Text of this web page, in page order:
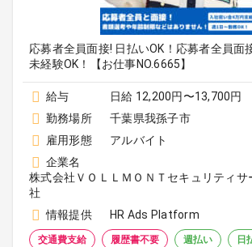
応募者全員面接! 日払いOK！応募者全員面
未経験OK！【お仕事NO.6665】
給与
日給 12,200円〜13,700円
勤務場所
千葉県我孫子市
雇用形態
アルバイト
企業名
株式会社ＶＯＬＬＭＯＮＴセキュリティサ
社
情報提供
HR Ads Platform
交通費支給 履歴書不要 週払い 日